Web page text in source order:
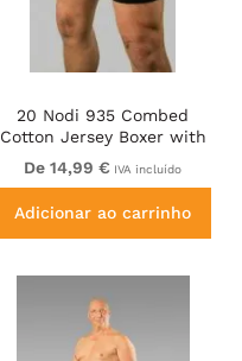
20 Nodi 935 Combed
Cotton Jersey Boxer with
Front Button Fly Black
De 14,99 € IVA incluído
Adicionar ao carrinho